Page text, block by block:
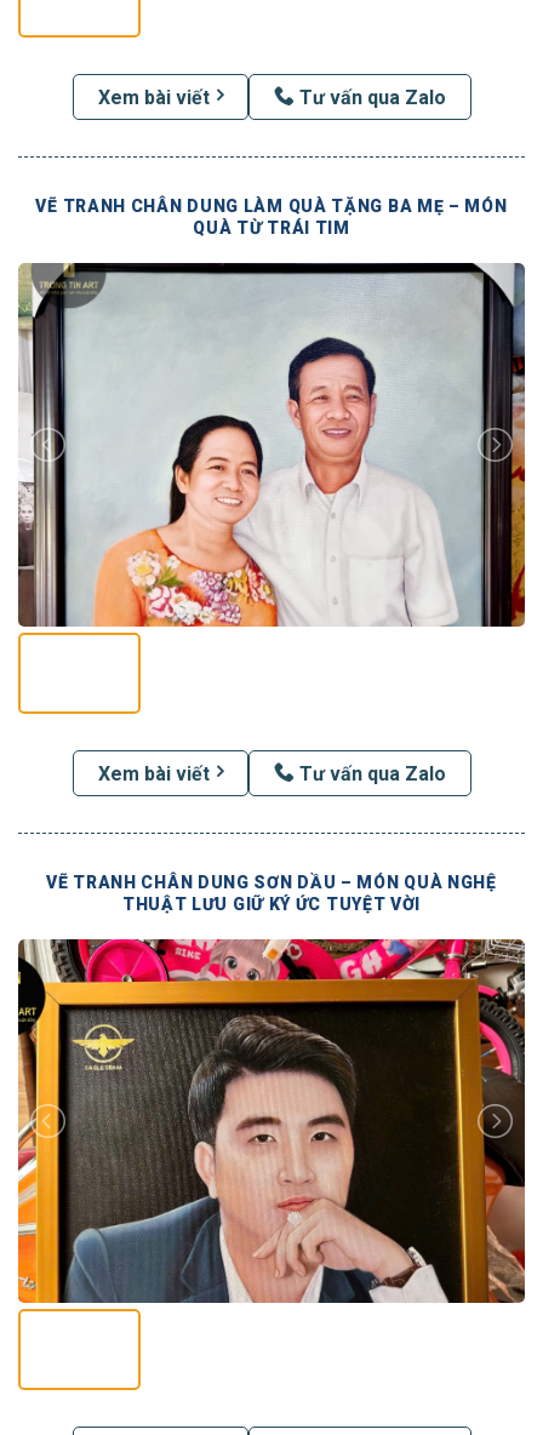
Xem bài viết Tư vấn qua Zalo
VẼ TRANH CHÂN DUNG LÀM QUÀ TẶNG BA MẸ – MÓN
QUÀ TỪ TRÁI TIM
Xem bài viết Tư vấn qua Zalo
VẼ TRANH CHÂN DUNG SƠN DẦU – MÓN QUÀ NGHỆ
THUẬT LƯU GIỮ KÝ ỨC TUYỆT VỜI